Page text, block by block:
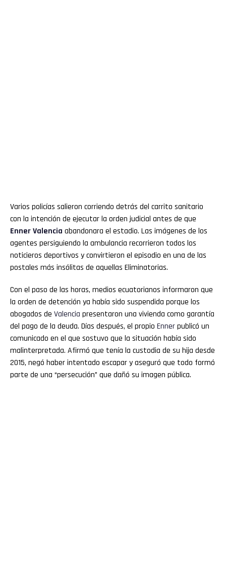
Varios policías salieron corriendo detrás del carrito sanitario
con la intención de ejecutar la orden judicial antes de que
EnnerValencia abandonara el estadio. Las imágenes de los
agentes persiguiendo la ambulancia recorrieron todos los
noticieros deportivos y convirtieron el episodio en una de las
postales más insólitas de aquellas Eliminatorias.
Con el paso de las horas, medios ecuatorianos informaron que
la orden de detención ya había sido suspendida porque los
abogados de Valencia presentaron una vivienda como garantía
del pago de la deuda. Días después, el propio Ennerpublicó un
comunicado en el que sostuvo que la situación había sido
malinterpretada. Afirmó que tenía la custodia de su hija desde
2015, negó haber intentado escapar y aseguró que todo formó
parte de una “persecución” que dañó su imagen pública.